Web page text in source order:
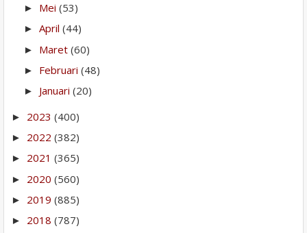
► Mei (53)
► April (44)
► Maret (60)
► Februari (48)
► Januari (20)
► 2023 (400)
► 2022 (382)
► 2021 (365)
► 2020 (560)
► 2019 (885)
► 2018 (787)